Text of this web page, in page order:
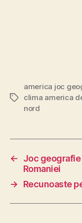
Etichete
america joc
clima america
nord
←
Joc geografie
Romaniei
→
Recunoaste